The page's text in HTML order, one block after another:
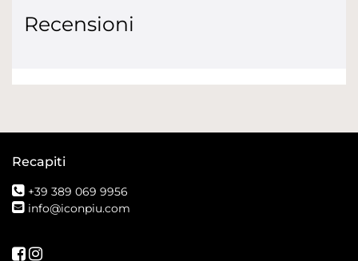
Recensioni
Recapiti
+39 389 069 9956
info@iconpiu.com
Seguici su Facebook
Seguici su Instagram